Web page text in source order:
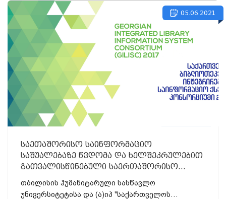
05.06.2021
საეთაშორისო საინფორმაციო
საშუალებაზე წვდომა და ხელშეკრულებით
გათვალისწინებული საერთაშორისო
ელექტრონული რესურსების გამოყენება
თბილისის ჰუმანიტარული სასწავლო
უნივერსიტეტისა და (ა)იპ "საქართველოს